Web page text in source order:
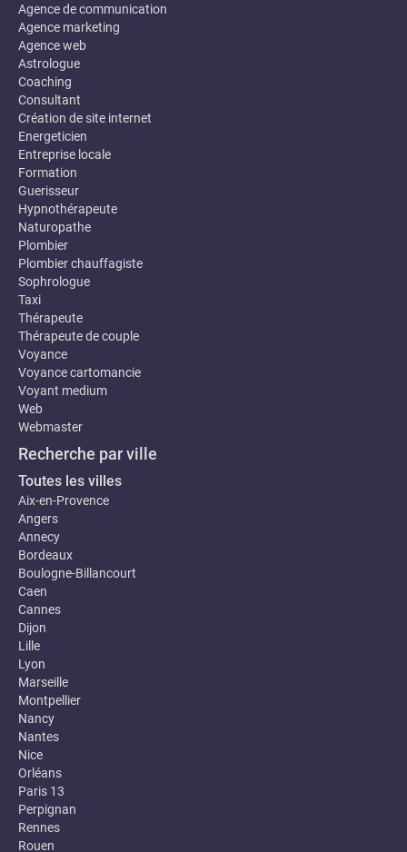
Agence de communication
Agence marketing
Agence web
Astrologue
Coaching
Consultant
Création de site internet
Energeticien
Entreprise locale
Formation
Guerisseur
Hypnothérapeute
Naturopathe
Plombier
Plombier chauffagiste
Sophrologue
Taxi
Thérapeute
Thérapeute de couple
Voyance
Voyance cartomancie
Voyant medium
Web
Webmaster
Recherche par ville
Toutes les villes
Aix-en-Provence
Angers
Annecy
Bordeaux
Boulogne-Billancourt
Caen
Cannes
Dijon
Lille
Lyon
Marseille
Montpellier
Nancy
Nantes
Nice
Orléans
Paris 13
Perpignan
Rennes
Rouen